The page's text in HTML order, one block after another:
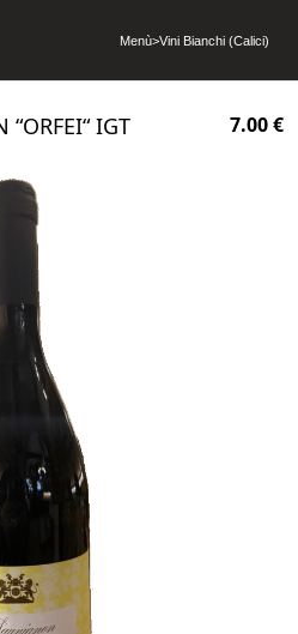
Menù>Vini Bianchi (Calici)
IGT 7.00 €